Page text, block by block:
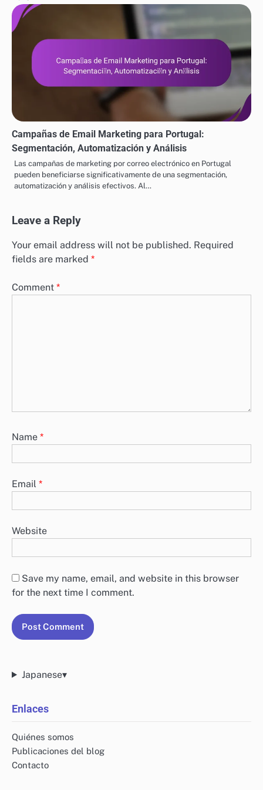
Campañas de Email Marketing para Portugal:
Segmentación, Automatización y Análisis
Las campañas de marketing por correo electrónico en Portugal
pueden beneficiarse significativamente de una segmentación,
automatización y análisis efectivos. Al…
Leave a Reply
Your email address will not be published. Required
fields are marked *
Comment *
Name *
Email *
Website
Save my name, email, and website in this browser
for the next time I comment.
Japanese▾
Enlaces
Quiénes somos
Publicaciones del blog
Contacto